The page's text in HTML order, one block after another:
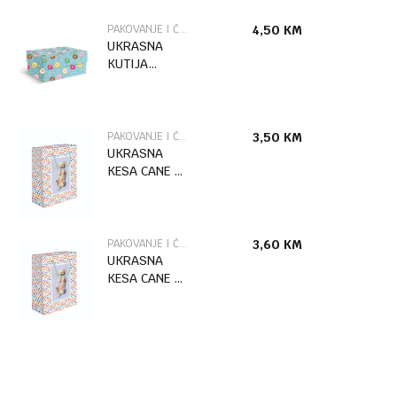
PAKOVANJE I ČESTITKE
UKRASNA
KUTIJA
4,50 KM
PAKOVANJE I ČESTITKE
UKRASNA
KESA CANE L
3,50 KM
PAKOVANJE I ČESTITKE
UKRASNA
KESA CANE XL
3,60 KM